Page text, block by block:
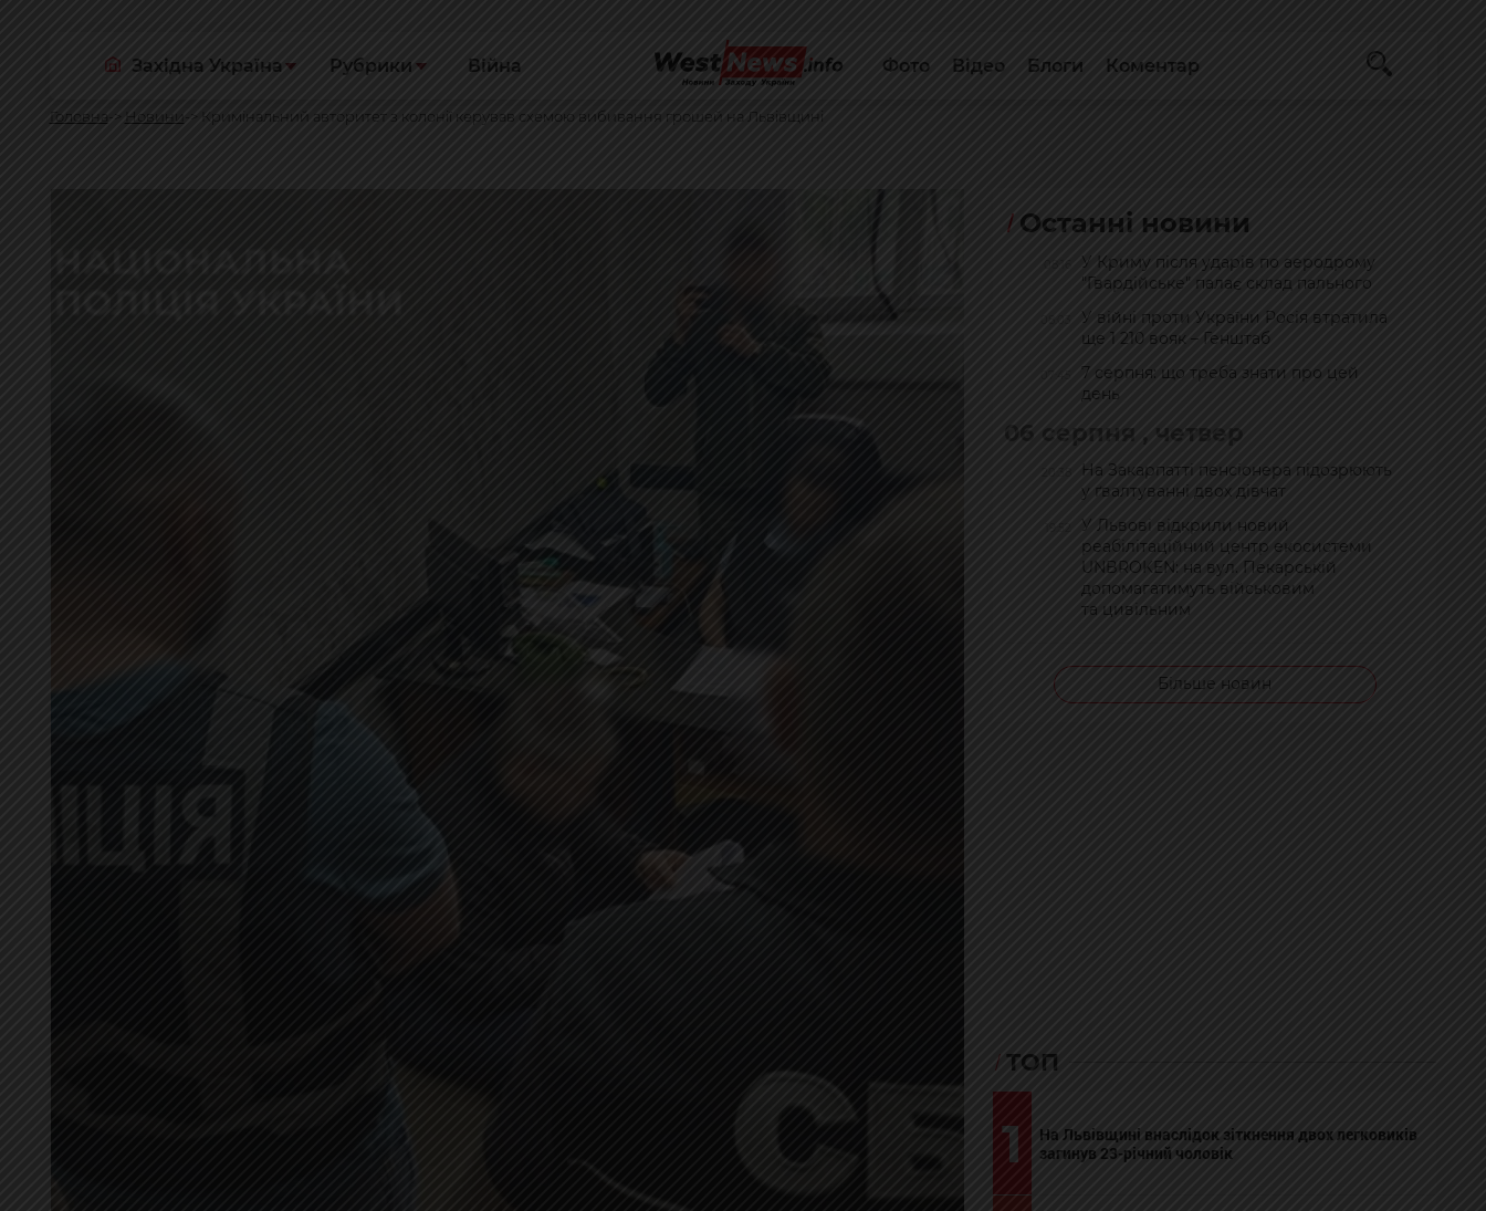
Західна Україна Рубрики Війна Фото Відео Блоги Коментар
Головна Новини Кримінальний авторитет з колонії керував схемою вибивання грошей на Львівщині
Останні новини
У Криму після ударів по аеродрому
"Гвардійське" палає склад пального
У війні проти України Росія втратила
ще 1 210 вояк – Генштаб
7 серпня: що треба знати про цей
день
06 серпня , четвер
На Закарпатті пенсіонера підозрюють
у ґвалтуванні двох дівчат
У Львові відкрили новий
реабілітаційний центр екосистеми
UNBROKEN: на вул. Пекарській
допомагатимуть військовим
та цивільним
Більше новин
ТОП
1
На Львівщині внаслідок зіткнення двох легковиків
загинув 23-річний чоловік